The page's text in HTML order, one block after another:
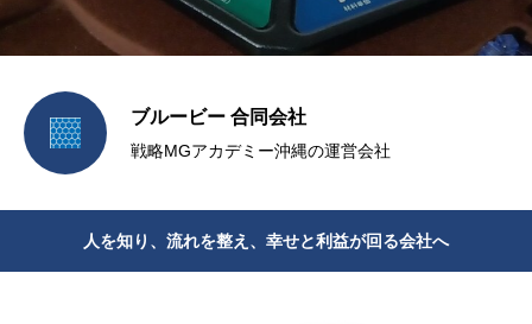
ブルービー 合同会社
戦略MGアカデミー沖縄の運営会社
人を知り、流れを整え、幸せと利益が回る会社へ